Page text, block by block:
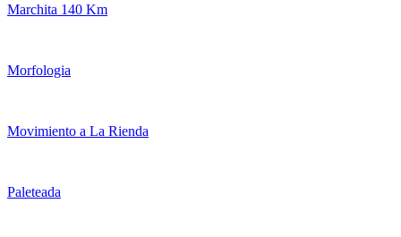
Marchita 140 Km
Morfologia
Movimiento a La Rienda
Paleteada